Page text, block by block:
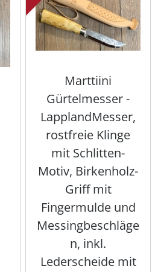
Marttiini
Gürtelmesser -
LapplandMesser,
rostfreie Klinge
mit Schlitten-
Motiv, Birkenholz-
Griff mit
Fingermulde und
Messingbeschläge
n, inkl.
Lederscheide mit